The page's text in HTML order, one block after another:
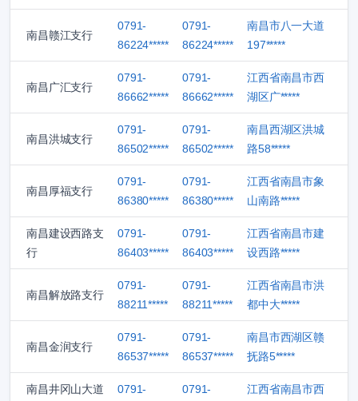
南昌赣江支行
0791-
86224*****
0791-
86224*****
南昌市八一大道
197*****
南昌广汇支行
0791-
86662*****
0791-
86662*****
江西省南昌市西
湖区广*****
南昌洪城支行
0791-
86502*****
0791-
86502*****
南昌西湖区洪城
路58*****
南昌厚福支行
0791-
86380*****
0791-
86380*****
江西省南昌市象
山南路*****
南昌建设西路支
行
0791-
86403*****
0791-
86403*****
江西省南昌市建
设西路*****
南昌解放路支行
0791-
88211*****
0791-
88211*****
江西省南昌市洪
都中大*****
南昌金润支行
0791-
86537*****
0791-
86537*****
南昌市西湖区赣
抚路5*****
南昌井冈山大道
0791-
0791-
江西省南昌市西